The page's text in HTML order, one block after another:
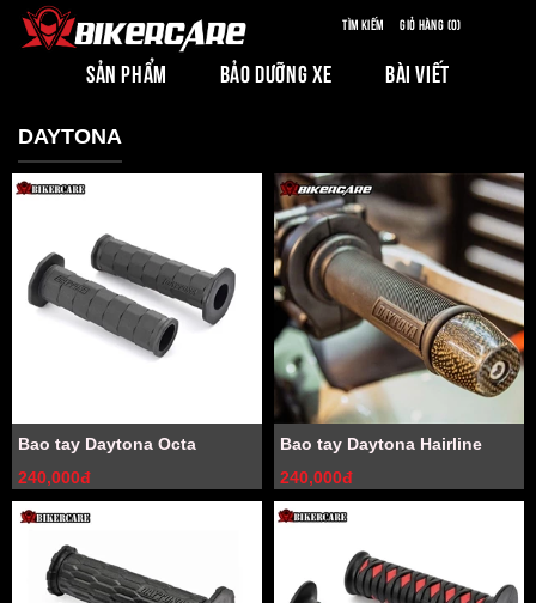
Tìm kiếm Giỏ hàng (0)
SẢN PHẨM BẢO DƯỠNG XE BÀI VIẾT
DAYTONA
Bao tay Daytona Octa
240,000đ
Bao tay Daytona Hairline
240,000đ